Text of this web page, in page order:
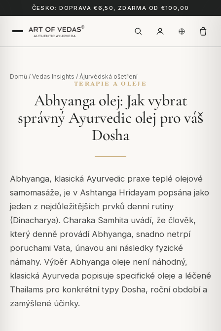
ČESKO: DOPRAVA €6,50, ZDARMA OD €100,00
Domů / Vedas Insights / Ájurvédská ošetření
TERAPIE A OLEJE
Abhyanga olej: Jak vybrat
správný Ayurvedic olej pro váš
Dosha
Abhyanga, klasická Ayurvedic praxe teplé olejové
samomasáže, je v Ashtanga Hridayam popsána jako
jeden z nejdůležitějších prvků denní rutiny
(Dinacharya). Charaka Samhita uvádí, že člověk,
který denně provádí Abhyanga, snadno netrpí
poruchami Vata, únavou ani následky fyzické
námahy. Výběr Abhyanga oleje není náhodný,
klasická Ayurveda popisuje specifické oleje a léčené
Thailams pro konkrétní typy Dosha, roční období a
zamýšlené účinky.